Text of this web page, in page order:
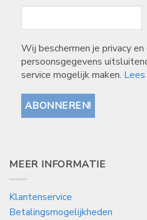
Wij beschermen je privacy
persoonsgegevens
service mogelijk maken.
MEER INFORMATIE
Klantenservice
Betalingsmogelijkheden